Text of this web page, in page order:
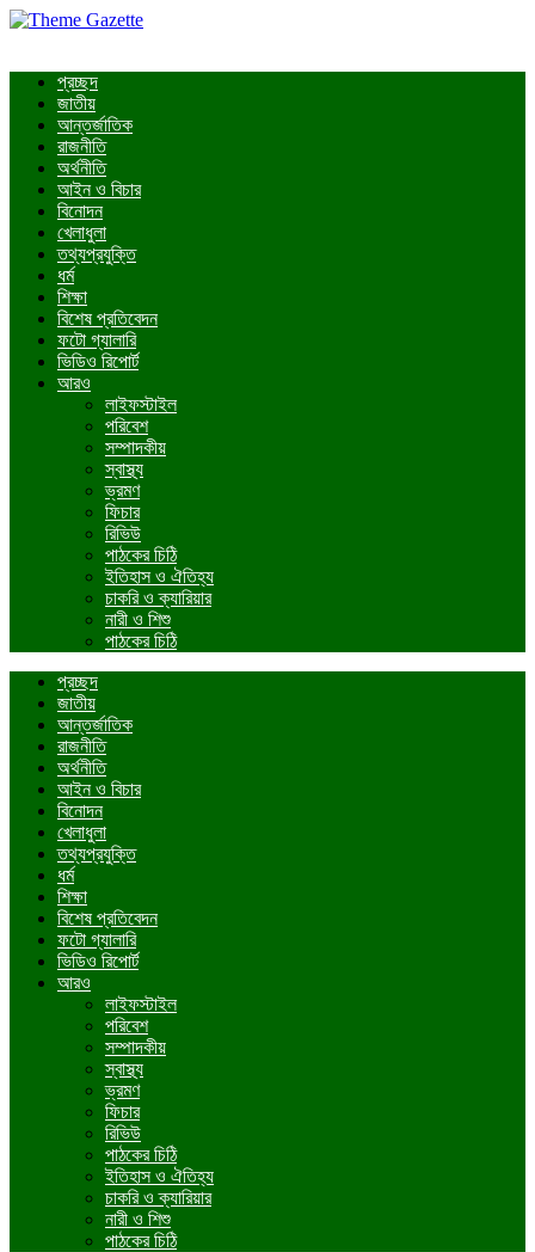
প্রচ্ছদ
জাতীয়
আন্তর্জাতিক
রাজনীতি
অর্থনীতি
আইন ও বিচার
বিনোদন
খেলাধুলা
তথ্যপ্রযুক্তি
ধর্ম
শিক্ষা
বিশেষ প্রতিবেদন
ফটো গ্যালারি
ভিডিও রিপোর্ট
আরও
লাইফস্টাইল
পরিবেশ
সম্পাদকীয়
স্বাস্থ্য
ভ্রমণ
ফিচার
রিভিউ
পাঠকের চিঠি
ইতিহাস ও ঐতিহ্য
চাকরি ও ক্যারিয়ার
নারী ও শিশু
পাঠকের চিঠি
প্রচ্ছদ
জাতীয়
আন্তর্জাতিক
রাজনীতি
অর্থনীতি
আইন ও বিচার
বিনোদন
খেলাধুলা
তথ্যপ্রযুক্তি
ধর্ম
শিক্ষা
বিশেষ প্রতিবেদন
ফটো গ্যালারি
ভিডিও রিপোর্ট
আরও
লাইফস্টাইল
পরিবেশ
সম্পাদকীয়
স্বাস্থ্য
ভ্রমণ
ফিচার
রিভিউ
পাঠকের চিঠি
ইতিহাস ও ঐতিহ্য
চাকরি ও ক্যারিয়ার
নারী ও শিশু
পাঠকের চিঠি